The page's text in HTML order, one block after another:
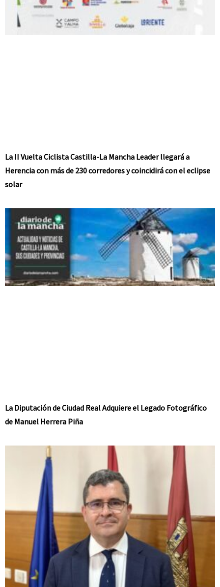
La II Vuelta Ciclista Castilla-La Mancha Leader llegará a
Herencia con más de 230 corredores y coincidirá con el eclipse
solar
La Diputación de Ciudad Real Adquiere el Legado Fotográfico
de Manuel Herrera Piña